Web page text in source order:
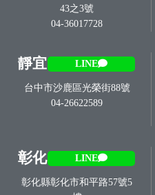
43之3號
04-36017728
靜宜 LINE
台中市沙鹿區光榮街88號
04-26622589
彰化 LINE
彰化縣彰化市和平路57號5